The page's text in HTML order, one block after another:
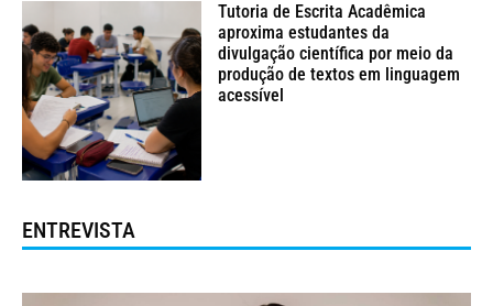
Tutoria de Escrita Acadêmica
aproxima estudantes da
divulgação científica por meio da
produção de textos em linguagem
acessível
ENTREVISTA